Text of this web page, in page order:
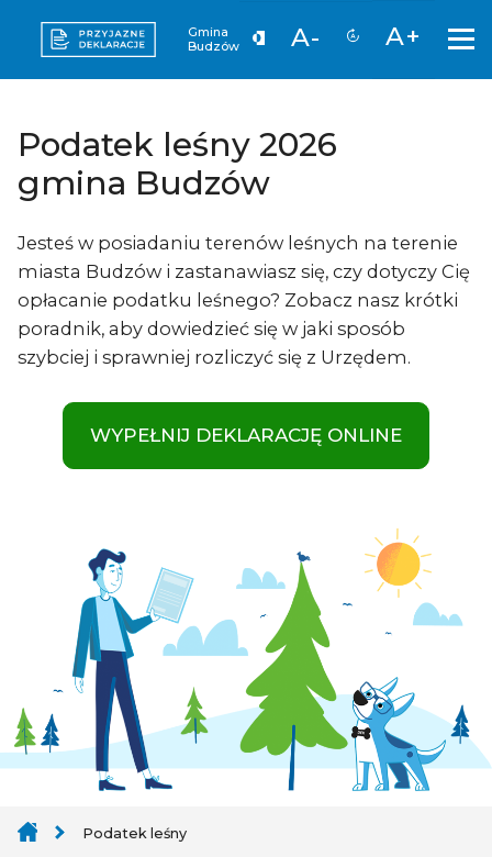
Gmina
Budzów
A- A+
Podatek leśny 2026
gmina Budzów
Jesteś w posiadaniu terenów leśnych na terenie
miasta Budzów i zastanawiasz się, czy dotyczy Cię
opłacanie podatku leśnego? Zobacz nasz krótki
poradnik, aby dowiedzieć się w jaki sposób
szybciej i sprawniej rozliczyć się z Urzędem.
WYPEŁNIJ DEKLARACJĘ ONLINE
Podatek leśny